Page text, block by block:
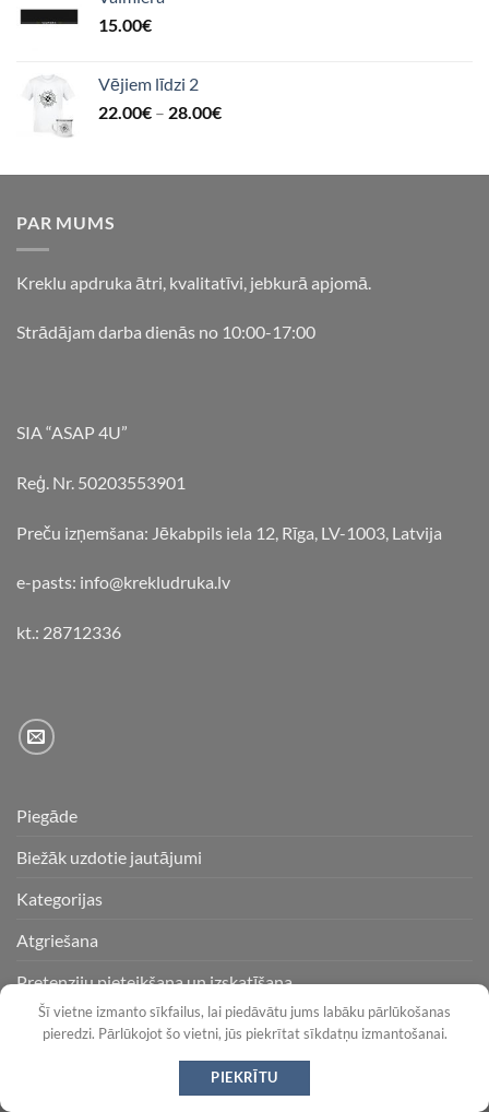
15.00€
Vējiem līdzi 2
22.00€ – 28.00€
PAR MUMS
Kreklu apdruka ātri, kvalitatīvi, jebkurā apjomā.
Strādājam darba dienās no 10:00-17:00
SIA “ASAP 4U”
Reģ. Nr. 50203553901
Preču izņemšana: Jēkabpils iela 12, Rīga, LV-1003, Latvija
e-pasts: info@krekludruka.lv
kt.: 28712336
Piegāde
Biežāk uzdotie jautājumi
Kategorijas
Atgriešana
Pretenziju pieteikšana un izskatīšana
Šī vietne izmanto sīkfailus, lai piedāvātu jums labāku pārlūkošanas
pieredzi. Pārlūkojot šo vietni, jūs piekrītat sīkdatņu izmantošanai.